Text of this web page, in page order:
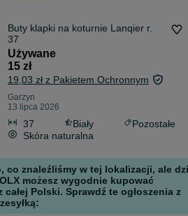
Buty klapki na koturnie Lanqier r.
37
Używane
15 zł
19,03 zł z Pakietem Ochronnym
Garzyn
13 lipca 2026
37 Biały
Pozostałe
Skóra naturalna
co znaleźliśmy w tej lokalizacji, ale
możesz wygodnie kupować
całej Polski. Sprawdź te ogłoszenia z